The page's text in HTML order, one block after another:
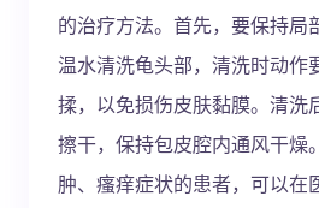
的治疗方法。首先，要保持局
温水清洗龟头部，清洗时动作
揉，以免损伤皮肤黏膜。清洗
擦干，保持包皮腔内通风干燥
肿、瘙痒症状的患者，可以在